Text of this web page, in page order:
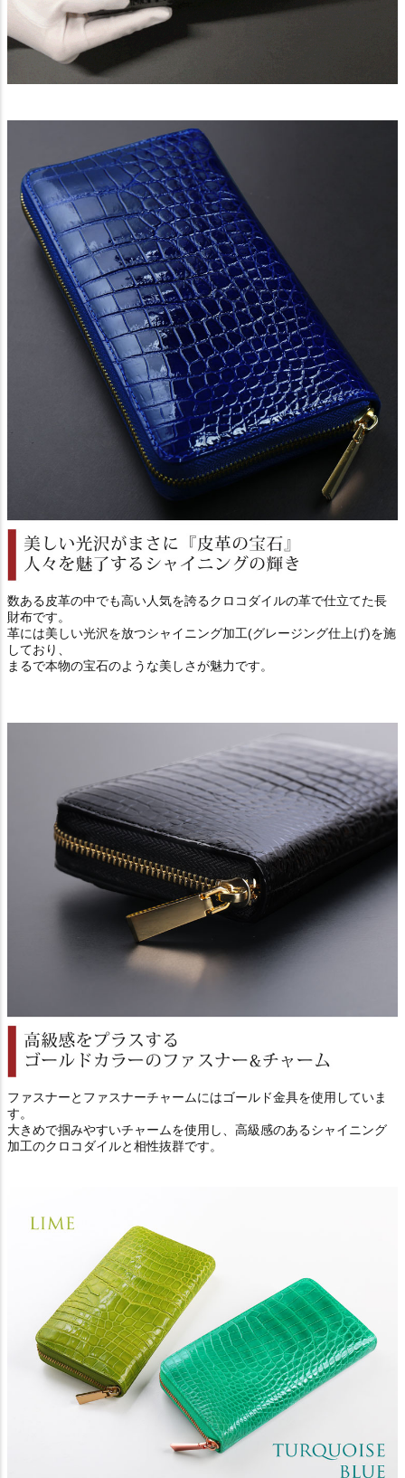
数ある皮革の中でも高い人気を誇るクロコダイルの革で仕立てた長
財布です。
革には美しい光沢を放つシャイニング加工(グレージング仕上げ)を施
しており、
まるで本物の宝石のような美しさが魅力です。
ファスナーとファスナーチャームにはゴールド金具を使用していま
す。
大きめで掴みやすいチャームを使用し、高級感のあるシャイニング
加工のクロコダイルと相性抜群です。